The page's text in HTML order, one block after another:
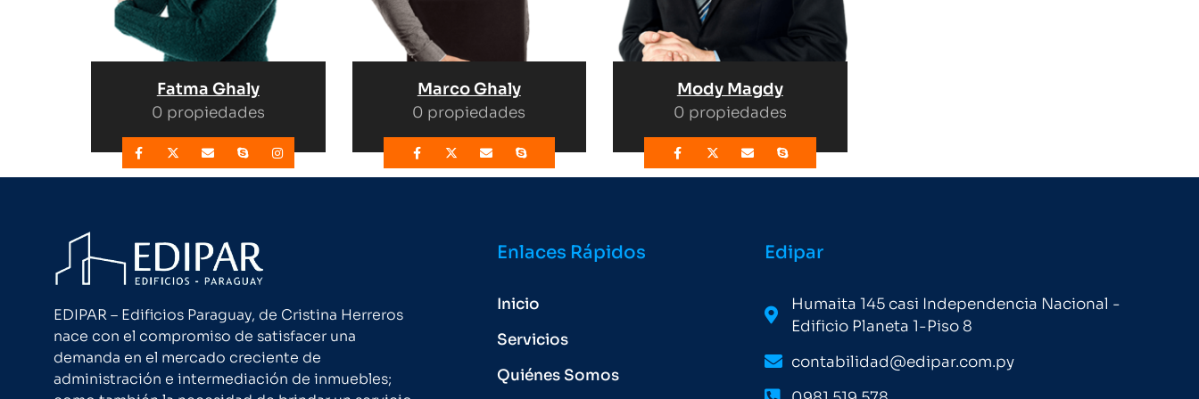
Fatma Ghaly
0 propiedades
Marco Ghaly
0 propiedades
Mody Magdy
0 propiedades
EDIPAR – Edificios Paraguay, de Cristina Herreros
nace con el compromiso de satisfacer una
demanda en el mercado creciente de
administración e intermediación de inmuebles;
Enlaces Rápidos
Inicio
Servicios
Quiénes Somos
Edipar
Humaita 145 casi Independencia Nacional -
Edificio Planeta 1-Piso 8
contabilidad@edipar.com.py